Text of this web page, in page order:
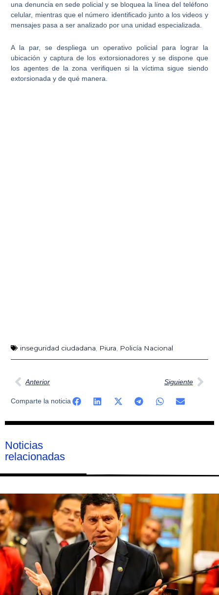
una denuncia en sede policial y se bloquea la línea del teléfono
celular, mientras que el número identificado junto a losvideos y
mensajes pasa a ser analizado por una unidad especializada
A la par, se despliega un operativo policial para lograr la
ubicación y captura de los extorsionadores y se dispone que
los agentes de la zona verifiquen si la víctima sigue siendo
extorsionada y de qué manera.
inseguridad ciudadana Piura Policía Nacional
Ant
Anterior Siguiente
Comparte la noticia
Noticias
relacionadas
Página
Página
Página
Página
Página